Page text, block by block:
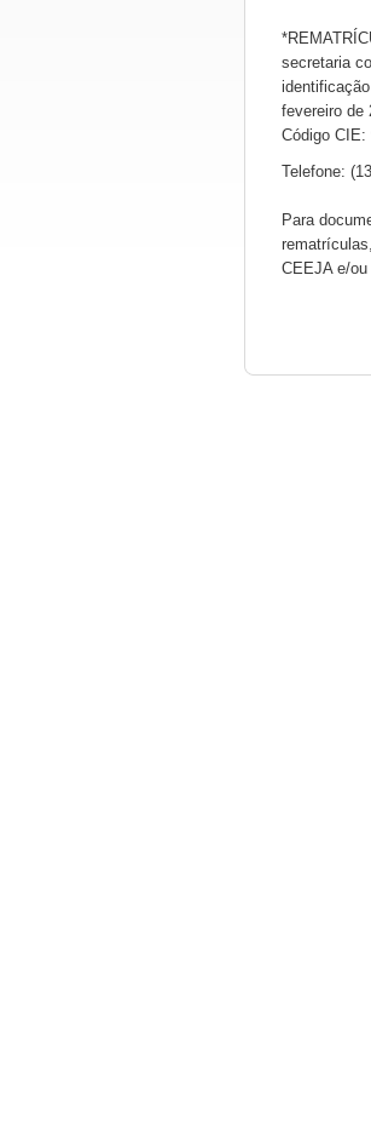
secretaria
fevereiro de
Código CIE:
Telefone:
Para
CEEJA e/